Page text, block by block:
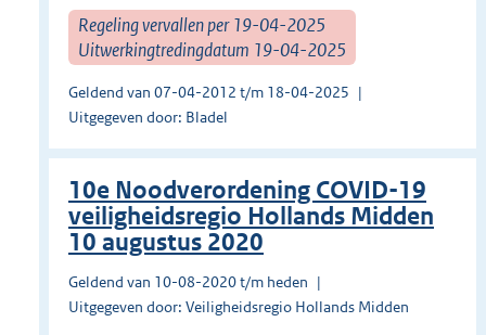
Regeling vervallen per 19-04-2025
Uitwerkingtredingdatum 19-04-2025
Geldend van 07-04-2012 t/m 18-04-2025
Uitgegeven door: Bladel
10e Noodverordening COVID-19
veiligheidsregio Hollands Midden
10 augustus 2020
Geldend van 10-08-2020 t/m heden
Uitgegeven door: Veiligheidsregio Hollands Midden